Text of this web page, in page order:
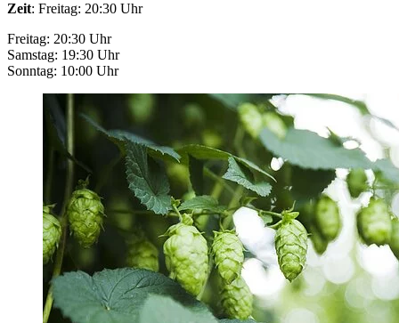
Zeit: Freitag: 20:30 Uhr
Freitag: 20:30 Uhr
Samstag: 19:30 Uhr
Sonntag: 10:00 Uhr